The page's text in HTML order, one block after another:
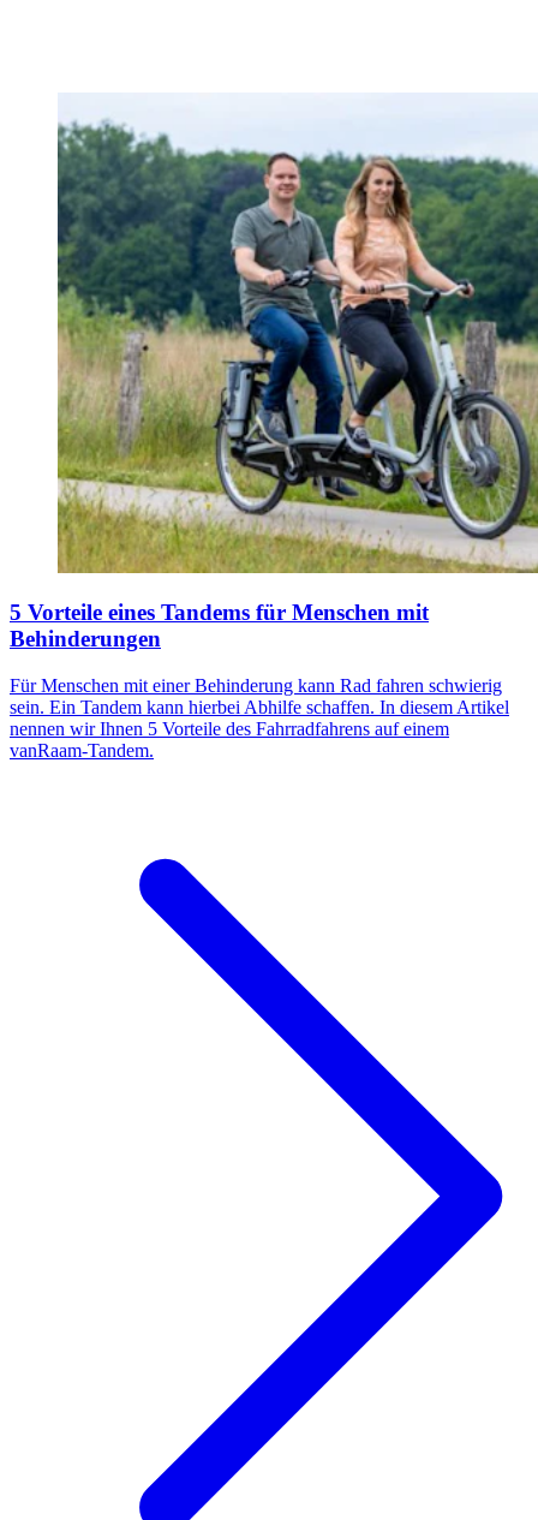
5 Vorteile eines Tandems für Menschen mit
Behinderungen
Für Menschen mit einer Behinderung kann Rad fahren schwierig
sein. Ein Tandem kann hierbei Abhilfe schaffen. In diesem Artikel
nennen wir Ihnen 5 Vorteile des Fahrradfahrens auf einem
vanRaam-Tandem.